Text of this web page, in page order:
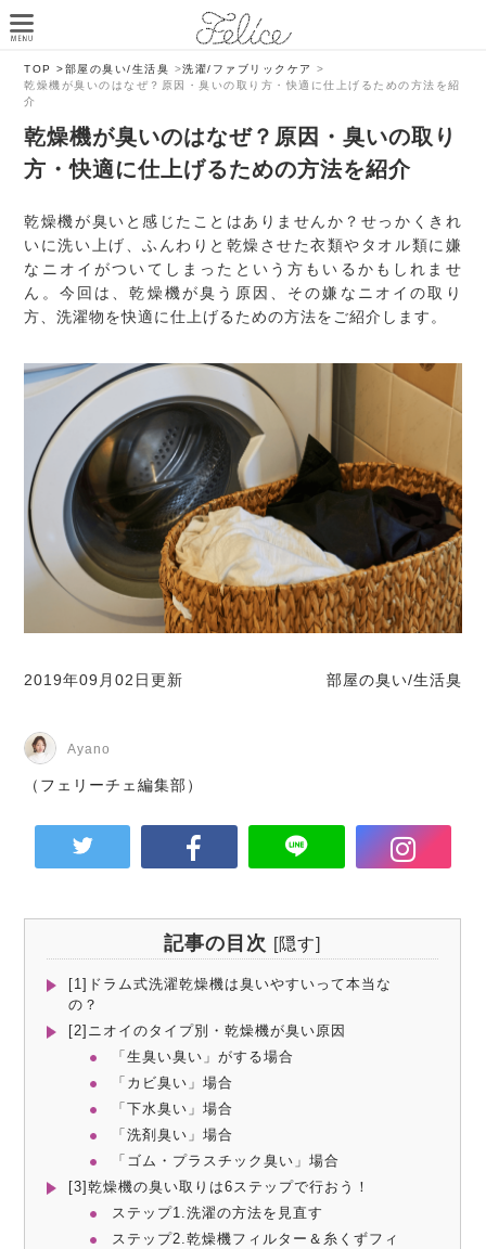
TOP >部屋の臭い/生活臭 >洗濯/ファブリックケア
>
乾燥機が臭いのはなぜ？原因・臭いの取り方・快適に仕上げるための方法を紹
介
乾燥機が臭いのはなぜ？原因・臭いの取り
方・快適に仕上げるための方法を紹介
乾燥機が臭いと感じたことはありませんか？せっかくきれ
いに洗い上げ、ふんわりと乾燥させた衣類やタオル類に嫌
なニオイがついてしまったという方もいるかもしれませ
ん。今回は、乾燥機が臭う原因、その嫌なニオイの取り
方、洗濯物を快適に仕上げるための方法をご紹介します。
2019年09月02日更新 部屋の臭い/生活臭
Ayano
（フェリーチェ編集部）
記事の目次 [隠す]
[1]ドラム式洗濯乾燥機は臭いやすいって本当な
の？
[2]ニオイのタイプ別・乾燥機が臭い原因
「生臭い臭い」がする場合
「カビ臭い」場合
「下水臭い」場合
「洗剤臭い」場合
「ゴム・プラスチック臭い」場合
[3]乾燥機の臭い取りは6ステップで行おう！
ステップ1.洗濯の方法を見直す
ステップ2.乾燥機フィルター＆糸くずフィ